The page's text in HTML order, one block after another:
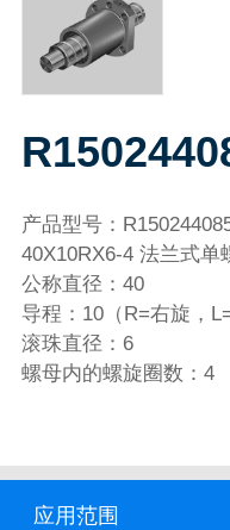
产品型号：
40X10RX6-4 法兰式单
公称直径：40
导程：10（R=右旋，
滚珠直径：6
螺母内的螺旋圈数：4
应用范围